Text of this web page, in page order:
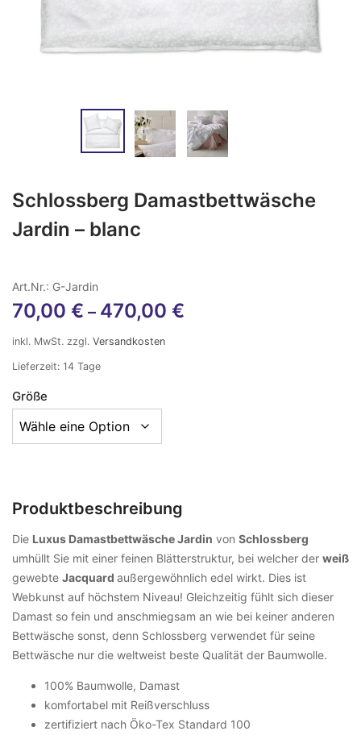
Schlossberg Damastbettwäsche
Jardin – blanc
Art.Nr.: G-Jardin
70,00 € – 470,00 €
inkl. MwSt. zzgl. Versandkosten
Lieferzeit: 14 Tage
Größe
Produktbeschreibung
Die Luxus Damastbettwäsche Jardin von Schlossberg
umhüllt Sie mit einer feinen Blätterstruktur, bei welcher der weiß
gewebte Jacquard außergewöhnlich edel wirkt. Dies ist
Webkunst auf höchstem Niveau! Gleichzeitig fühlt sich dieser
Damast so fein und anschmiegsam an wie bei keiner anderen
Bettwäsche sonst, denn Schlossberg verwendet für seine
Bettwäsche nur die weltweist beste Qualität der Baumwolle.
100% Baumwolle, Damast
komfortabel mit Reißverschluss
zertifiziert nach Öko-Tex Standard 100